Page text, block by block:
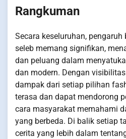
Rangkuman
Secara keseluruhan,
seleb memang signifikan,
dan peluang dalam
dan modern. Dengan
dampak dari setiap pilihan
terasa dan dapat mendorong
cara masyarakat memahami
yang berbeda. Di balik setiap
cerita yang lebih dalam